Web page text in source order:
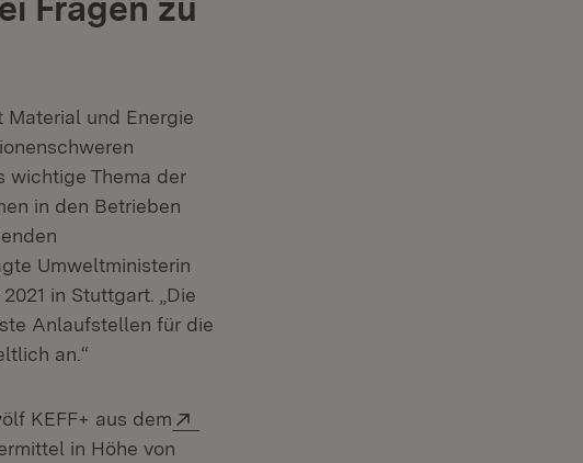
Material und Energie
wichtige Thema der
in den Betrieben
Umweltministerin
in Stuttgart. „Die
Anlaufstellen für die
an.“
KEFF+ aus dem
Fenster)
in Höhe von